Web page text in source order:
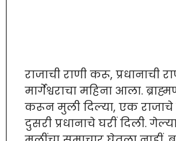
राजाची राणी करू, प्रधानाची
मार्गेश्वराचा महिना आला.
करून मुली दिल्या, एक राजाचे
दुसरी प्रधानाचे घरीं दिली.